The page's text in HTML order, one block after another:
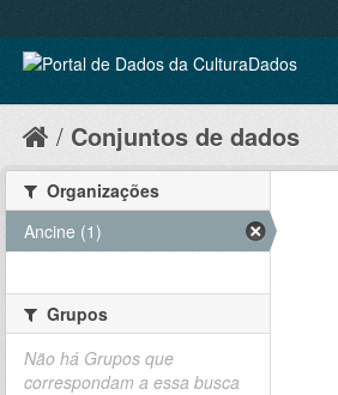
Conjuntos de dados
Organizações
Ancine (1)
Grupos
Não há Grupos que
correspondam a essa busca